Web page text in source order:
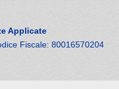
Applicate
Fiscale: 80016570204